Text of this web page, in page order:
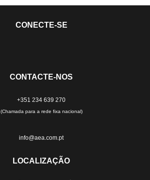
CONECTE-SE
CONTACTE-NOS
+351 234 639 270
(Chamada para a rede fixa nacional)
info@aea.com.pt
LOCALIZAÇÃO